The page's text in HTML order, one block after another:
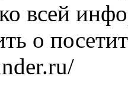
всей
о